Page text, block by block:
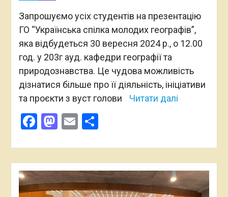
Запрошуємо усіх студентів на презентацію
ГО “Українська спілка молодих географів”,
яка відбудеться 30 вересня 2024 р., о 12.00
год. у 203г ауд. кафедри географії та
природознавства. Це чудова можливість
дізнатися більше про її діяльність, ініціативи
та проєкти з вуст голови
Читати далі
Facebook
Mastodon
EmailПоділитися